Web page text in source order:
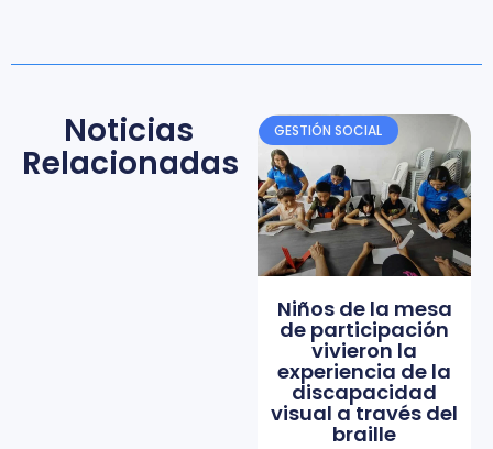
Noticias
Relacionadas
GESTIÓN SOCIAL
Niños de la mesa
de participación
vivieron la
experiencia de la
discapacidad
visual a través del
braille